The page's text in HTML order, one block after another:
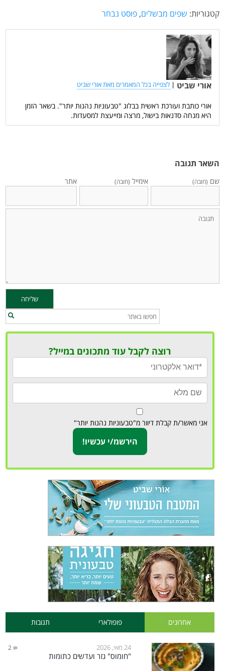
קטגוריות: שפים מבשלים, פוסט נבחר
אורי שביט | לצפייה בכל המאמרים מאת אורי שביט
אורי כותבת ועורכת ראשית בבלוג "טבעוניות נהנות יותר". בשאר הזמן
היא מנחה סדנאות בישול, מרצה ומייעצת למסעדות.
השאר תגובה
שם (חובה) אימייל (חובה) אתר
רוצה לקבל עוד מתכונים במייל?
אני מאשר/ת קבלת דיוור מ"טבעוניות נהנות יותר"
אחרונים פופולארי תגובות
24 מאי, 2026 2
"חומוס" גזר ועדשים כתומות